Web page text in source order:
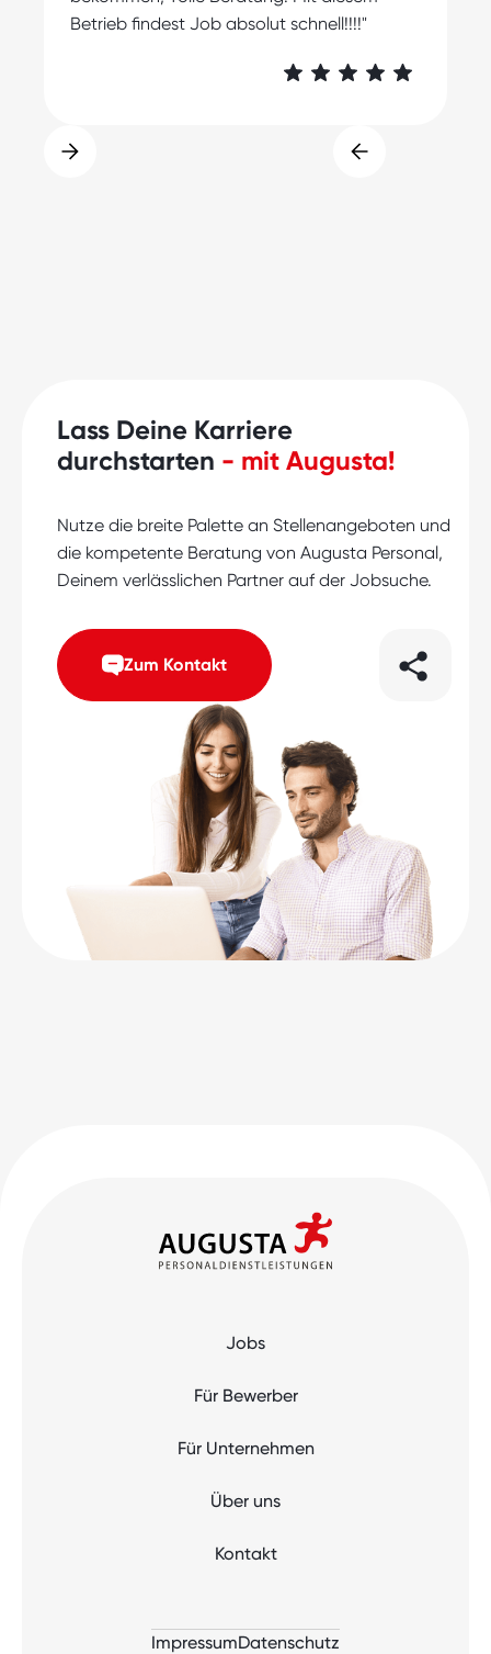
Betrieb findest Job absolut schnell!!!!"
Lass Deine Karriere
durchstarten - mit Augusta!
Nutze die breite Palette an Stellenangeboten und
die kompetente Beratung von Augusta Personal,
Deinem verlässlichen Partner auf der Jobsuche.
Zum Kontakt
Jobs
Für Bewerber
Für Unternehmen
Über uns
Kontakt
ImpressumDatenschutz